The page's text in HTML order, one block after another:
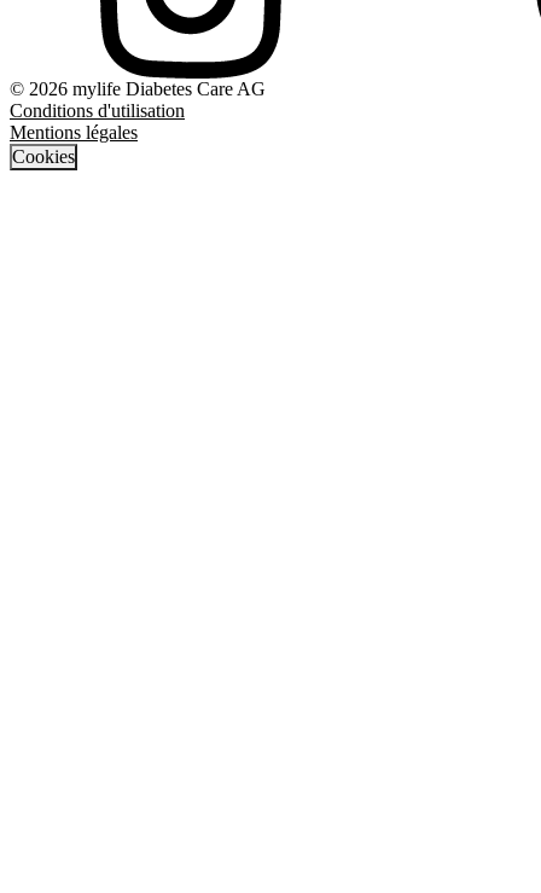
© 2026 mylife Diabetes Care AG
Conditions d'utilisation
Mentions légales
Cookies